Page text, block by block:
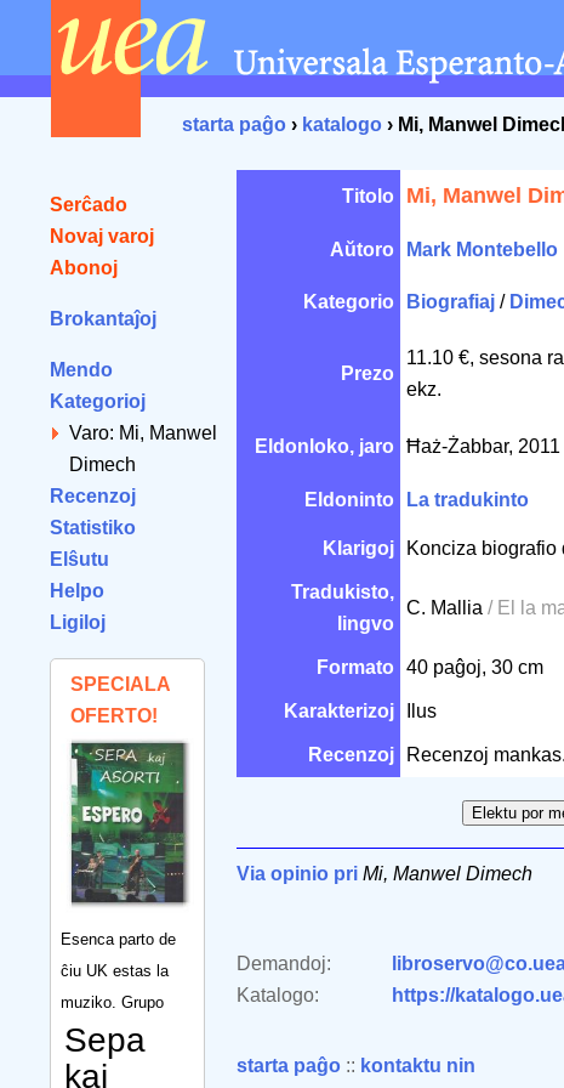
starta paĝo › katalogo › Mi, Manwel
Serĉado
Novaj varoj
Abonoj
Brokantaĵoj
Mendo
Kategorioj
Varo: Mi, Manwel
Dimech
Recenzoj
Statistiko
Elŝutu
Helpo
Ligiloj
SPECIALA
OFERTO!
Esenca parto de
ĉiu UK estas la
muziko. Grupo
Sepa
kaj
Titolo Mi, Manwel
Aŭtoro Mark Montebello
Kategorio Biografiaj /
Prezo
11.10 €, sesona
ekz.
Eldonloko, jaro Ħaż-Żabbar, 2011
Eldoninto La tradukinto
Klarigoj Konciza biografio
Tradukisto,
lingvo
C. Mallia / El la
Formato 40 paĝoj, 30 cm
Karakterizoj Ilus
Recenzoj Recenzoj mankas.
Via opinio pri Mi, Manwel Dimech
Demandoj:
Katalogo:
https://
starta paĝo :: kontaktu nin